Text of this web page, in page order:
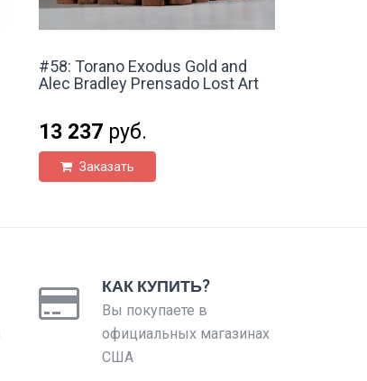
#58: Torano Exodus Gold and
Alec Bradley Prensado Lost Art
13 237руб.
Заказать
КАК КУПИТЬ?
Вы покупаете в
официальных магазинах
США